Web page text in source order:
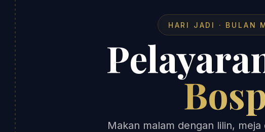
HARI JADI · BULAN
Makan malam dengan lilin,